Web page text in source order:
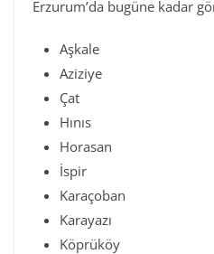
Erzurum’da bugüne kadar
Aşkale
Aziziye
Çat
Hınıs
Horasan
İspir
Karaçoban
Karayazı
Köprüköy